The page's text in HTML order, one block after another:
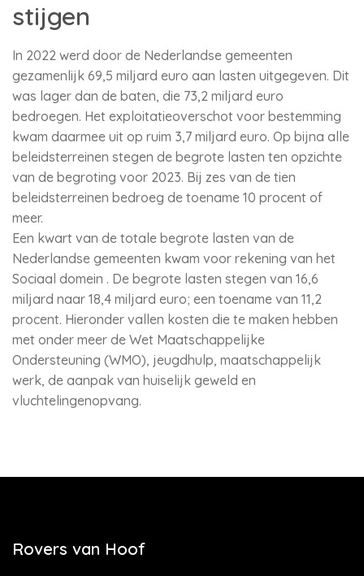
stijgen
In 2022 werd door de Nederlandse gemeenten
gezamenlijk 69,5 miljard euro aan lasten uitgegeven. Dit
was lager dan de baten, die 73,2 miljard euro
bedroegen. Het exploitatieoverschot voor bestemming
kwam daarmee uit op ruim 3,7 miljard euro. Op bijna alle
beleidsterreinen stegen de begrote lasten ten opzichte
van de begroting voor 2023. Bij zes van de tien
beleidsterreinen bedroeg de toename 10 procent of
meer.
Een kwart van de totale begrote lasten van de
Nederlandse gemeenten kwam voor rekening van het
Sociaal domein . De begrote lasten stegen van 16,6
miljard naar 18,4 miljard euro; een toename van 11,2
procent. Hieronder vallen kosten die te maken hebben
met onder meer de Wet Maatschappelijke
Ondersteuning (WMO), jeugdhulp, maatschappelijk
werk, de aanpak van huiselijk geweld en
vluchtelingenopvang.
Rovers van Hoof